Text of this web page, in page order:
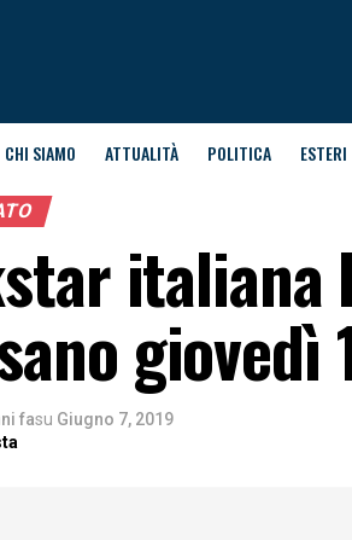
CHI SIAMO ATTUALITÀ POLITICA ESTERI
italiana
giovedì
fasu Giugno 7, 2019